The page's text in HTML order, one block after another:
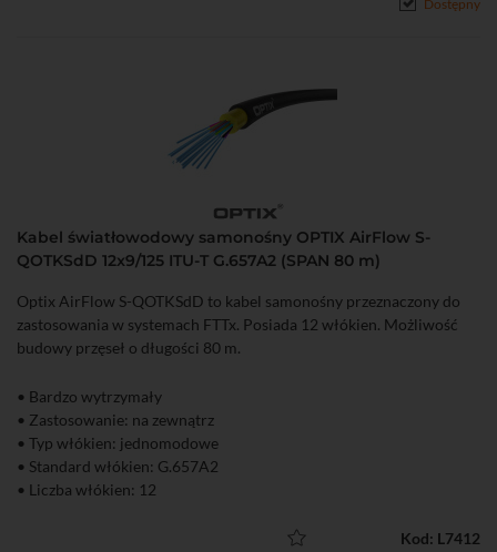
Dostępny
Kabel światłowodowy samonośny OPTIX AirFlow S-
QOTKSdD 12x9/125 ITU-T G.657A2 (SPAN 80 m)
Optix AirFlow S-QOTKSdD to kabel samonośny przeznaczony do
zastosowania w systemach FTTx. Posiada 12 włókien. Możliwość
budowy przęseł o długości 80 m.
• Bardzo wytrzymały
• Zastosowanie: na zewnątrz
• Typ włókien: jednomodowe
• Standard włókien: G.657A2
• Liczba włókien: 12
Kod: L7412